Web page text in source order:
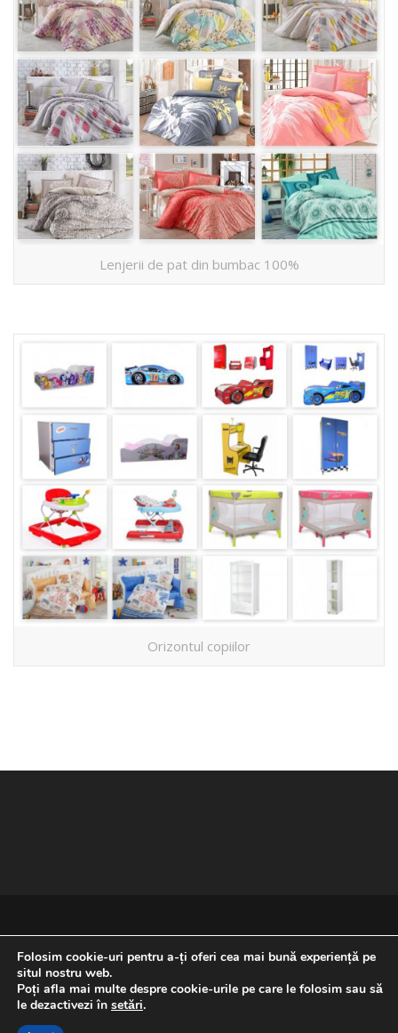
Lenjerii de pat din bumbac 100%
Orizontul copiilor
REVENIRE LA ÎNCEPUTUL PAGINII
Folosim cookie-uri pentru a-ți oferi cea mai bună experiență pe
situl nostru web.
Poți afla mai multe despre cookie-urile pe care le folosim sau să
le dezactivezi în setări.